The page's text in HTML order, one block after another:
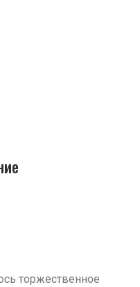
торжественное